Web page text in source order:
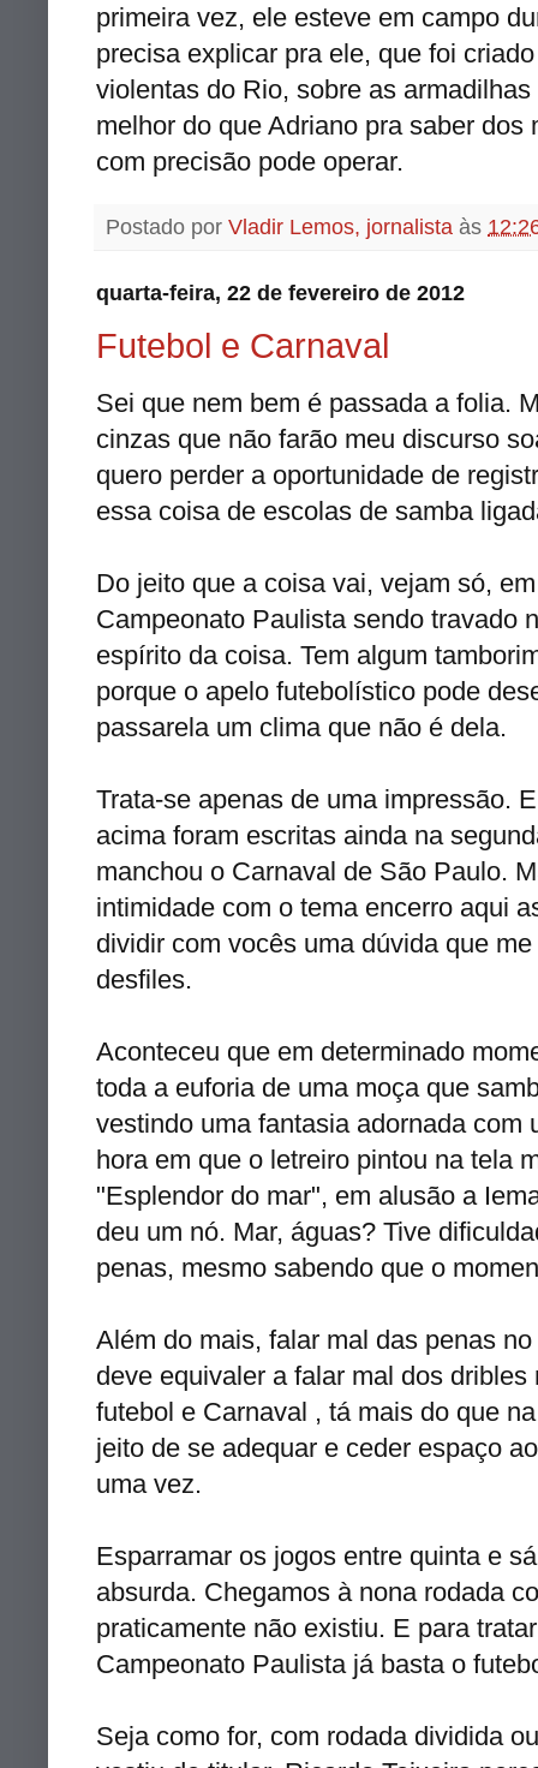
primeira vez, ele esteve em campo
precisa explicar pra ele, que foi
violentas do Rio, sobre as
melhor do que Adriano pra saber
com precisão pode operar.
Postado por Vladir Lemos, jornalista às
quarta-feira, 22 de fevereiro de 2012
Futebol e Carnaval
Sei que nem bem é passada a folia.
cinzas que não farão meu discurso
quero perder a oportunidade de
essa coisa de escolas de samba
Do jeito que a coisa vai, vejam só,
Campeonato Paulista sendo travado
espírito da coisa. Tem algum
porque o apelo futebolístico pode
passarela um clima que não é dela.
Trata-se apenas de uma impressão.
acima foram escritas ainda na
manchou o Carnaval de São Paulo.
intimidade com o tema encerro aqui
dividir com vocês uma dúvida que
desfiles.
Aconteceu que em determinado
toda a euforia de uma moça que
vestindo uma fantasia adornada
hora em que o letreiro pintou na tela
"Esplendor do mar", em alusão a
deu um nó. Mar, águas? Tive
penas, mesmo sabendo que o
Além do mais, falar mal das penas
deve equivaler a falar mal dos
futebol e Carnaval , tá mais do que
jeito de se adequar e ceder espaço
uma vez.
Esparramar os jogos entre quinta e
absurda. Chegamos à nona rodada
praticamente não existiu. E para
Campeonato Paulista já basta o
Seja como for, com rodada dividida